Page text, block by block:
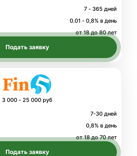
7 - 365 дней
0.01 - 0,8% в день
от 18 до 80 лет
Подать заявку
3 000 - 25 000 руб
7-30 дней
0,8% в день
от 18 до 70 лет
Подать заявку